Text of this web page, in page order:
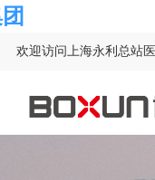
欢迎访问上海永利总站